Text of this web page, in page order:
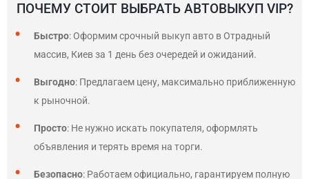
ПОЧЕМУ СТОИТ ВЫБРАТЬ АВТОВЫКУП VIP?
Быстро: Оформим срочный выкуп авто в Отрадный
массив, Киев за 1 день без очередей и ожиданий.
Выгодно: Предлагаем цену, максимально приближенную
к рыночной.
Просто: Не нужно искать покупателя, оформлять
объявления и терять время на торги.
Безопасно: Работаем официально, гарантируем полную